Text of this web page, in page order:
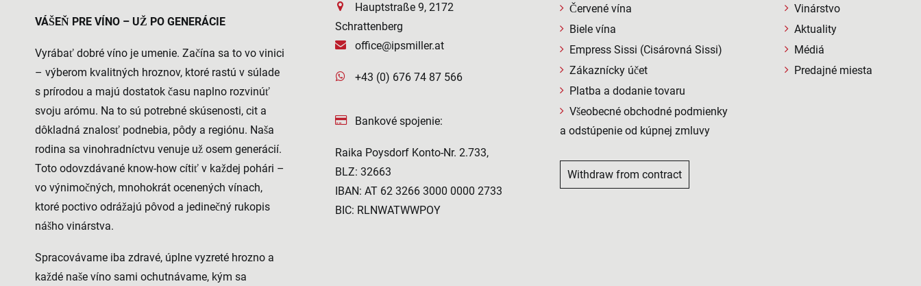
VÁŠEŇ PRE VÍNO – UŽ PO GENERÁCIE
Vyrábať dobré víno je umenie. Začína sa to vo vinici
– výberom kvalitných hroznov, ktoré rastú v súlade
s prírodou a majú dostatok času naplno rozvinúť
svoju arómu. Na to sú potrebné skúsenosti, cit a
dôkladná znalosť podnebia, pôdy a regiónu. Naša
rodina sa vinohradníctvu venuje už osem generácií.
Toto odovzdávané know-how cítiť v každej pohári –
vo výnimočných, mnohokrát ocenených vínach,
ktoré poctivo odrážajú pôvod a jedinečný rukopis
nášho vinárstva.
Spracovávame iba zdravé, úplne vyzreté hrozno a
každé naše víno sami ochutnávame, kým sa
Hauptstraße 9, 2172
Schrattenberg
office@ipsmiller.at
+43 (0) 676 74 87 566
Bankové spojenie:
Raika Poysdorf Konto-Nr. 2.733,
BLZ: 32663
IBAN: AT 62 3266 3000 0000 2733
BIC: RLNWATWWPOY
Červené vína
Biele vína
Empress Sissi (Cisárovná Sissi)
Zákaznícky účet
Platba a dodanie tovaru
Všeobecné obchodné podmienky
a odstúpenie od kúpnej zmluvy
Withdraw from contract
Vinárstvo
Aktuality
Médiá
Predajné miesta